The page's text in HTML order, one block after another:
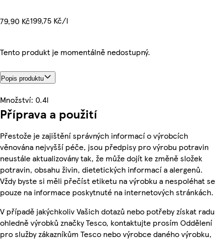
79,90 Kč199,75 Kč/l
Tento produkt je momentálně nedostupný.
Popis produktu
Množství: 0.4l
Příprava a použití
Přestože je zajištění správných informací o výrobcích
věnována nejvyšší péče, jsou předpisy pro výrobu potravin
neustále aktualizovány tak, že může dojít ke změně složek
potravin, obsahu živin, dietetických informací a alergenů.
Vždy byste si měli přečíst etiketu na výrobku a nespoléhat se
pouze na informace poskytnuté na internetových stránkách.
V případě jakýchkoliv Vašich dotazů nebo potřeby získat radu
ohledně výrobků značky Tesco, kontaktujte prosím Oddělení
pro služby zákazníkům Tesco nebo výrobce daného výrobku,